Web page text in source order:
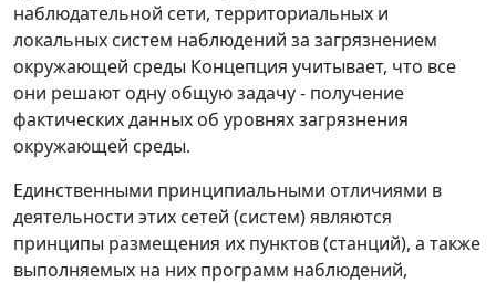
наблюдательной сети, территориальных и
локальных систем наблюдений за загрязнением
окружающей среды Концепция учитывает, что все
они решают одну общую задачу - получение
фактических данных об уровнях загрязнения
окружающей среды.
Единственными принципиальными отличиями в
деятельности этих сетей (систем) являются
принципы размещения их пунктов (станций), а также
выполняемых на них программ наблюдений,